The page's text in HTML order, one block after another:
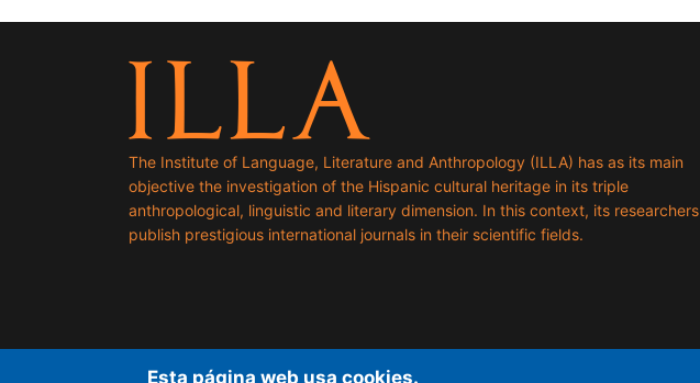
The Institute of Language, Literature and Anthropology (ILLA) has as its main
objective the investigation of the Hispanic cultural heritage in its triple
anthropological, linguistic and literary dimension. In this context, its researchers
publish prestigious international journals in their scientific fields.
Esta página web usa cookies.